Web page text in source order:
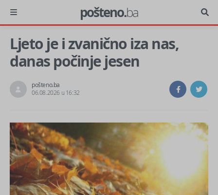
pošteno.ba
Ljeto je i zvanično iza nas,
danas počinje jesen
pošteno.ba
06.08.2026 u 16:32